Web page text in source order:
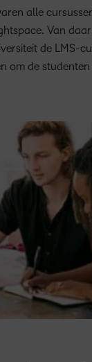
alle
Van
de LMS-
om de studenten